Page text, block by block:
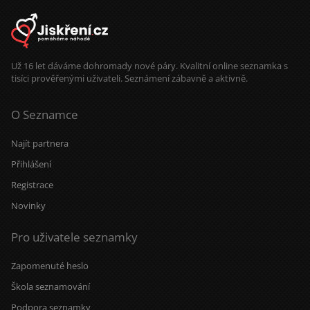
Už 16 let dáváme dohromady nové páry. Kvalitní online seznamka s
tisíci prověřenými uživateli. Seznámení zábavně a aktivně.
O Seznamce
Najít partnera
Přihlášení
Registrace
Novinky
Pro uživatele seznamky
Zapomenuté heslo
Škola seznamování
Podpora seznamky